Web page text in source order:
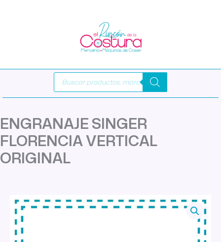
Búsqueda
productos
ENGRANAJE SINGER
FLORENCIA VERTICAL
ORIGINAL